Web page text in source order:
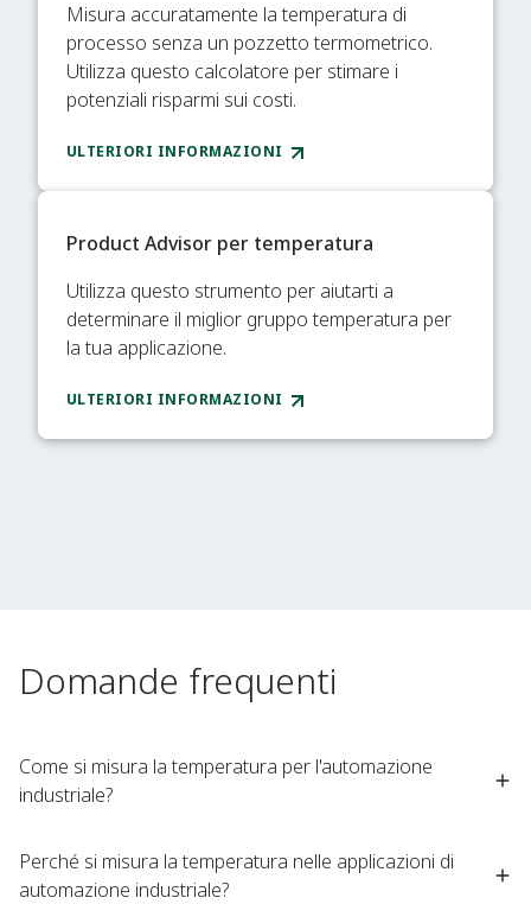
Misura accuratamente la temperatura di
processo senza un pozzetto termometrico.
Utilizza questo calcolatore per stimare i
potenziali risparmi sui costi.
ULTERIORI INFORMAZIONI
Product Advisor per temperatura
Utilizza questo strumento per aiutarti a
determinare il miglior gruppo temperatura per
la tua applicazione.
ULTERIORI INFORMAZIONI
Domande frequenti
Come si misura la temperatura per l'automazione
industriale?
Perché si misura la temperatura nelle applicazioni di
automazione industriale?